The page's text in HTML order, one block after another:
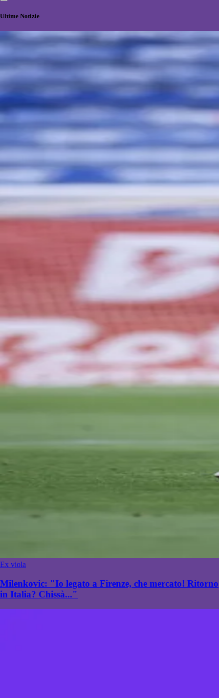
Ultime Notizie
Ex viola
Milenkovic: "Io legato a Firenze, che mercato! Ritorno
in Italia? Chissà..."